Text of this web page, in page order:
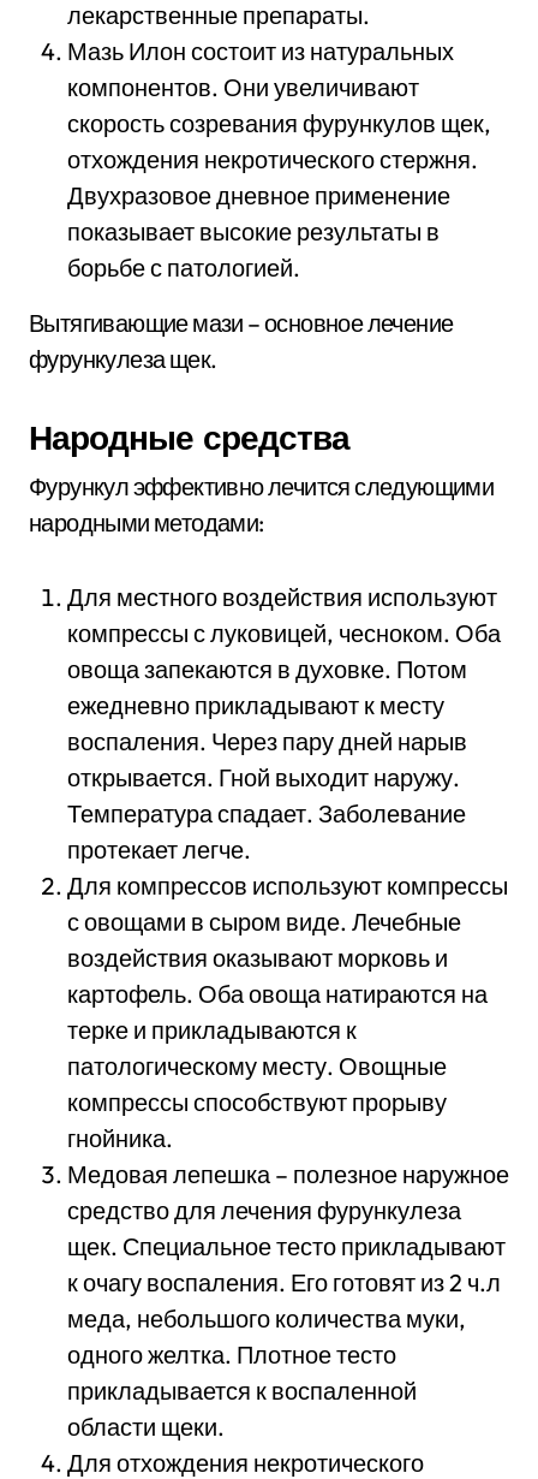
лекарственные препараты.
Мазь Илон состоит из натуральных
компонентов. Они увеличивают
скорость созревания фурункулов щек,
отхождения некротического стержня.
Двухразовое дневное применение
показывает высокие результаты в
борьбе с патологией.
Вытягивающие мази – основное лечение
фурункулеза щек.
Народные средства
Фурункул эффективно лечится следующими
народными методами:
Для местного воздействия используют
компрессы с луковицей, чесноком. Оба
овоща запекаются в духовке. Потом
ежедневно прикладывают к месту
воспаления. Через пару дней нарыв
открывается. Гной выходит наружу.
Температура спадает. Заболевание
протекает легче.
Для компрессов используют компрессы
с овощами в сыром виде. Лечебные
воздействия оказывают морковь и
картофель. Оба овоща натираются на
терке и прикладываются к
патологическому месту. Овощные
компрессы способствуют прорыву
гнойника.
Медовая лепешка – полезное наружное
средство для лечения фурункулеза
щек. Специальное тесто прикладывают
к очагу воспаления. Его готовят из 2 ч.л
меда, небольшого количества муки,
одного желтка. Плотное тесто
прикладывается к воспаленной
области щеки.
Для отхождения некротического